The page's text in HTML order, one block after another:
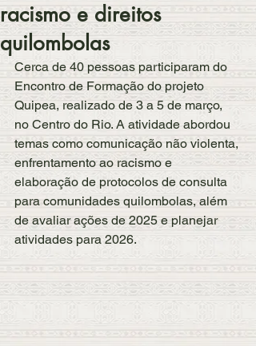
racismo e direitos
quilombolas
Cerca de 40 pessoas participaram do
Encontro de Formação do projeto
Quipea, realizado de 3 a 5 de março,
no Centro do Rio. A atividade abordou
temas como comunicação não violenta,
enfrentamento ao racismo e
elaboração de protocolos de consulta
para comunidades quilombolas, além
de avaliar ações de 2025 e planejar
atividades para 2026.